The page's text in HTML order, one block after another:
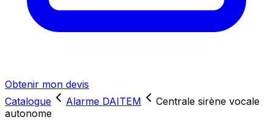
Obtenir mon devis
Catalogue
Alarme DAITEM
Centrale sirène vocale
autonome